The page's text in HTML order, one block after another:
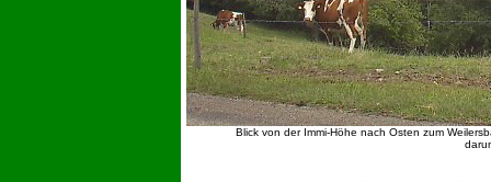
Blick von der Immi-Höhe nach Osten zum